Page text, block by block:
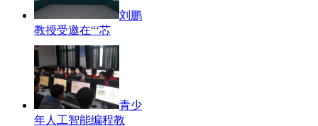
刘鹏
教授受邀在“‘芯
青少
年人工智能编程教